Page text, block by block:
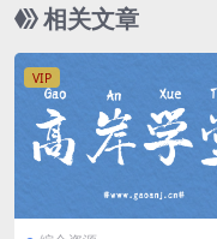
相关文章
VIP